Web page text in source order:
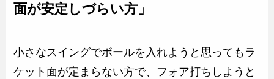
面が安定しづらい方 」
小さなスイングでボールを入れようと思ってもラ
ケット面が定まらない方で、フォア打ちしようと